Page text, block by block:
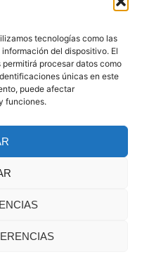
tecnologías como las
del dispositivo. El
procesar datos como
únicas en este
puede afectar
funciones.